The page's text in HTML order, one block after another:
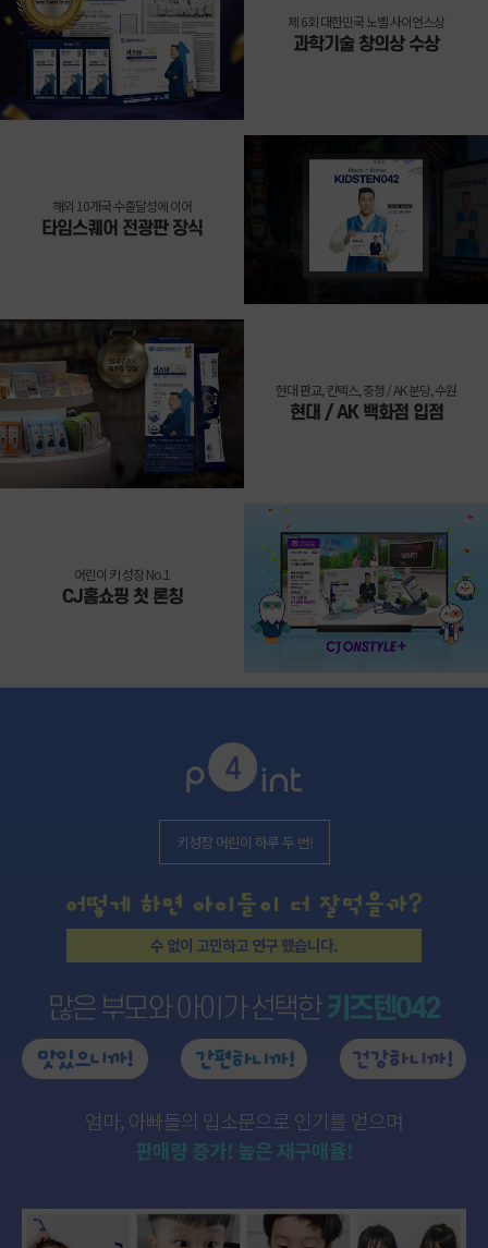
제 6회 대한민국 노벨 사이언스상
과학기술 창의상 수상
해외 10개국 수출달성에 이어
타임스퀘어 전광판 장식
현대 판교, 킨텍스, 충청 / AK 분당, 수원
현대 / AK 백화점 입점
어린이 키 성장 No.1
CJ홈쇼핑 첫 론칭
키성장 어린이 하루 두 번!
수 없이 고민하고 연구 했습니다.
많은 부모와 아이가 선택한 키즈텐042
엄마, 아빠들의 입소문으로 인기를 얻으며
판매량 증가! 높은 재구매율!